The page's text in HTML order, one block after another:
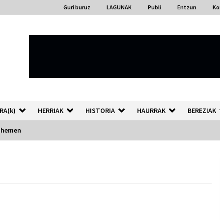
Guri buruz LAGUNAK Publi Entzun
HERRIAK HISTORIA HAURRAK BEREZIAK